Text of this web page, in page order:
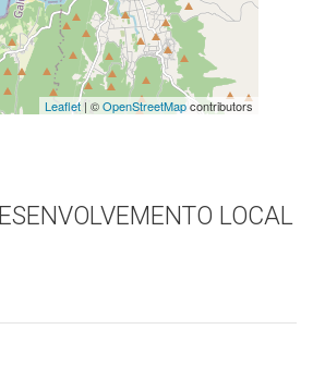
Leaflet| ©OpenStreetMapcontributors
LOCAL